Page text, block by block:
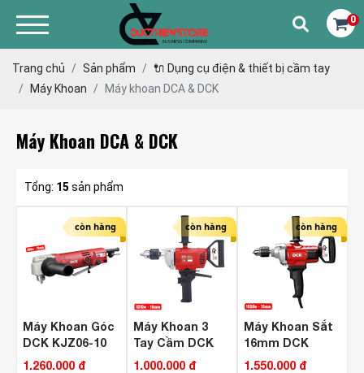
0
Trang chủ Sản phẩm
🔌 Dụng cụ điện & thiết bị cầm tay
Máy Khoan
Máy khoan DCA & DCK
Máy Khoan DCA & DCK
Tổng: 15 sản phẩm
còn hàng
Máy Khoan Góc
DCK KJZ06-10
1.260.000 đ
còn hàng
Máy Khoan 3
Tay Cầm DCK
KJZ03-16A
1.000.000 đ
còn hàng
Máy Khoan Sắt
16mm DCK
KJZ04-16 ( 3 Tay
1.550.000 đ